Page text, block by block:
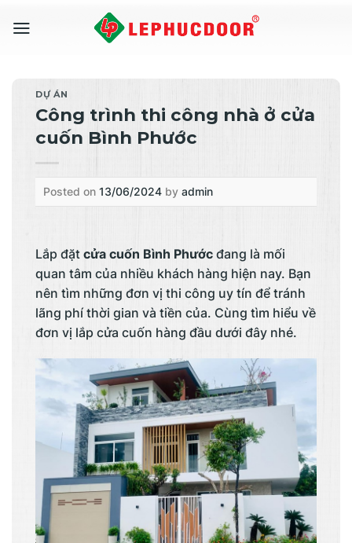
DỰ ÁN
Công trình thi công nhà ở cửa
cuốn Bình Phước
Posted on 13/06/2024 by admin
Lắp đặt cửa cuốn Bình Phước đang là mối
quan tâm của nhiều khách hàng hiện nay. Bạn
nên tìm những đơn vị thi công uy tín để tránh
lãng phí thời gian và tiền của. Cùng tìm hiểu về
đơn vị lắp cửa cuốn hàng đầu dưới đây nhé.